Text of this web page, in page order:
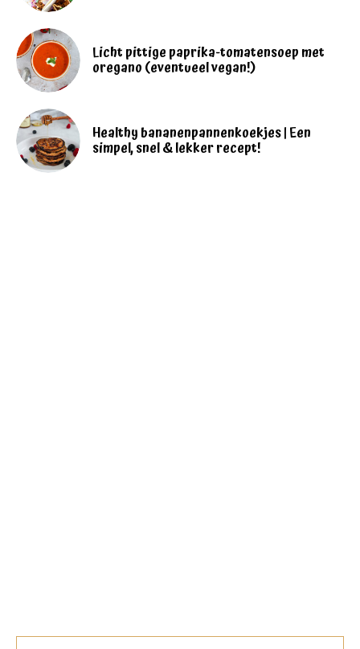
Licht pittige paprika-tomatensoep met
oregano (eventueel vegan!)
Healthy bananenpannenkoekjes | Een
simpel, snel & lekker recept!